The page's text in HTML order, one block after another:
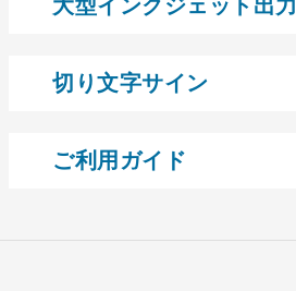
大型インクジェット出力
切り文字サイン
ご利用ガイド